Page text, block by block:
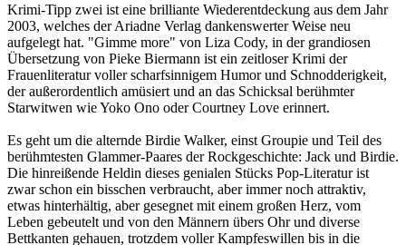
Krimi-Tipp zwei ist eine brilliante Wiederentdeckung aus dem Jahr
2003, welches der Ariadne Verlag dankenswerter Weise neu
aufgelegt hat. "Gimme more" von Liza Cody, in der grandiosen
Übersetzung von Pieke Biermann ist ein zeitloser Krimi der
Frauenliteratur voller scharfsinnigem Humor und Schnodderigkeit,
der außerordentlich amüsiert und an das Schicksal berühmter
Starwitwen wie Yoko Ono oder Courtney Love erinnert.
Es geht um die alternde Birdie Walker, einst Groupie und Teil des
berühmtesten Glammer-Paares der Rockgeschichte: Jack und Birdie.
Die hinreißende Heldin dieses genialen Stücks Pop-Literatur ist
zwar schon ein bisschen verbraucht, aber immer noch attraktiv,
etwas hinterhältig, aber gesegnet mit einem großen Herz, vom
Leben gebeutelt und von den Männern übers Ohr und diverse
Bettkanten gehauen, trotzdem voller Kampfeswillen bis in die